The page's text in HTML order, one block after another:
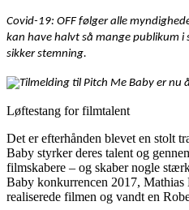
Covid-19: OFF følger alle
kan have halvt så mange publikum
sikker stemning.
Løftestang for filmtalent
Det er efterhånden blevet en stolt
Baby styrker deres talent og
filmskabere – og skaber nogle
Baby konkurrencen 2017, Mathias
realiserede filmen og vandt en